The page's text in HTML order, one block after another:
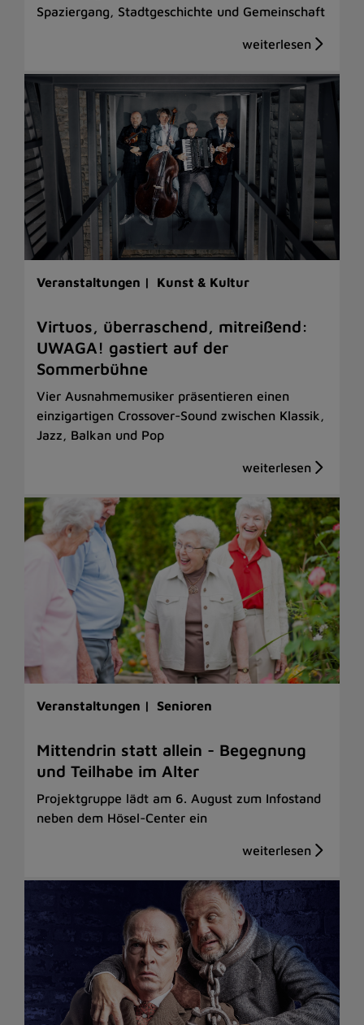
Spaziergang, Stadtgeschichte und Gemeinschaft
Veranstaltungen | Kunst & Kultur
Virtuos, überraschend, mitreißend:
UWAGA! gastiert auf der
Sommerbühne
Vier Ausnahmemusiker präsentieren einen
einzigartigen Crossover-Sound zwischen Klassik,
Jazz, Balkan und Pop
Veranstaltungen | Senioren
Mittendrin statt allein - Begegnung
und Teilhabe im Alter
Projektgruppe lädt am 6. August zum Infostand
neben dem Hösel-Center ein